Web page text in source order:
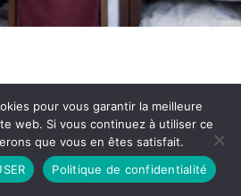
Politique de Confidentialité
CGU
par DIEUDUDIABLE
pour vous garantir la meilleure
web. Si vous continuez à utiliser ce
que vous en êtes satisfait.
Politique de confidentialité